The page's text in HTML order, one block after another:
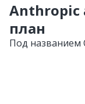
Anthropic
план
Под названием